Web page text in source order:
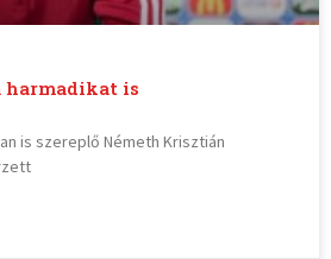
harmadikat is
is szereplő Németh Krisztián